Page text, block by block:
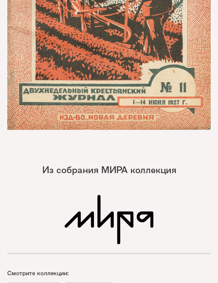
Из собрания МИРА коллекция
Смотрите коллекции: